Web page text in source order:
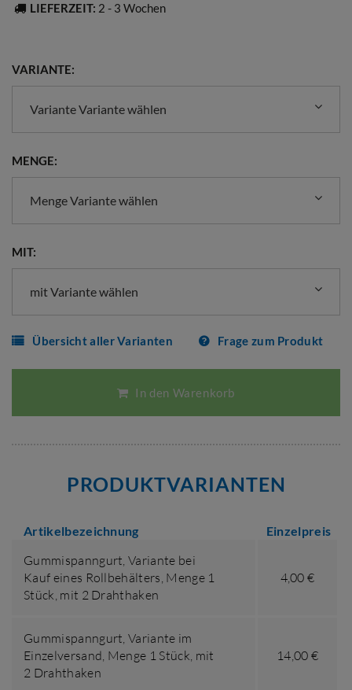
LIEFERZEIT: 2 - 3 Wochen
VARIANTE:
Variante Variante wählen
MENGE:
Menge Variante wählen
MIT:
mit Variante wählen
Übersicht aller Varianten Frage zum Produkt
In den Warenkorb
PRODUKTVARIANTEN
Artikelbezeichnung Einzelpreis
Gummispanngurt,Variante bei
Kauf eines Rollbehälters, Menge 1
Stück, mit 2 Drahthaken
4,00 €
Gummispanngurt,Variante im
Einzelversand, Menge 1 Stück, mit
2 Drahthaken
14,00 €